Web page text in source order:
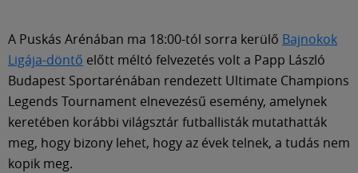
A Puskás Arénában ma 18:00-tól sorra kerülő Bajnokok
Ligája-döntő előtt méltó felvezetés volt a Papp László
Budapest Sportarénában rendezett Ultimate Champions
Legends Tournament elnevezésű esemény, amelynek
keretében korábbi világsztár futballisták mutathatták
meg, hogy bizony lehet, hogy az évek telnek, a tudás nem
kopik meg.
Shop
Közösség
Múzeum